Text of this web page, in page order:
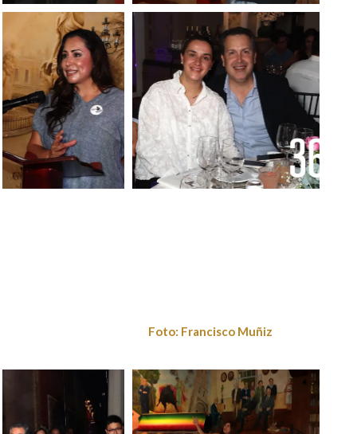
Foto: Francisco
Francisco Muniz / Mi
Ciudad
Francisco
Ciudad
Foto: Francisco Muñiz